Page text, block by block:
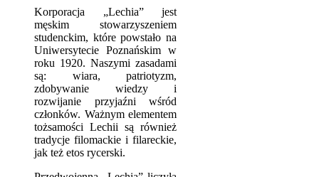
Korporacja „Lechia” jest
męskim stowarzyszeniem
studenckim, które powstało na
Uniwersytecie Poznańskim w
roku 1920. Naszymi zasadami
są: wiara, patriotyzm,
zdobywanie wiedzy i
rozwijanie przyjaźni wśród
członków. Ważnym elementem
tożsamości Lechii są również
tradycje filomackie i filareckie,
jak też etos rycerski.